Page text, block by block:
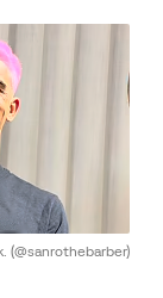
(@sanrothebarber)